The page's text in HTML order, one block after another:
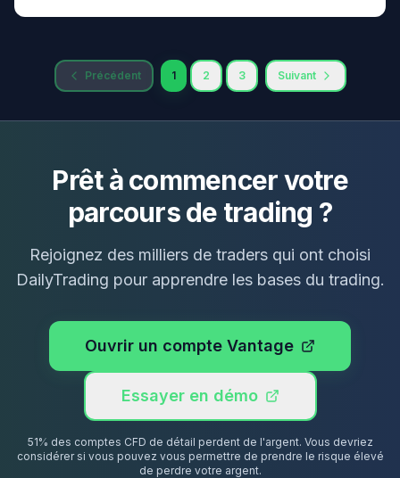
Précédent 1 2 3 Suivant
Prêt à commencer votre
parcours de trading ?
Rejoignez des milliers de traders qui ont choisi
DailyTrading pour apprendre les bases du trading.
Ouvrir un compte Vantage
Essayer en démo
51% des comptes CFD de détail perdent de l'argent. Vous devriez
considérer si vous pouvez vous permettre de prendre le risque élevé
de perdre votre argent.